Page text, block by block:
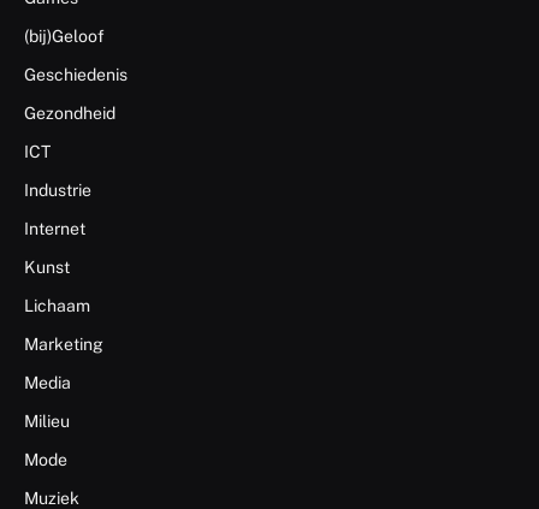
(bij)Geloof
Geschiedenis
Gezondheid
ICT
Industrie
Internet
Kunst
Lichaam
Marketing
Media
Milieu
Mode
Muziek